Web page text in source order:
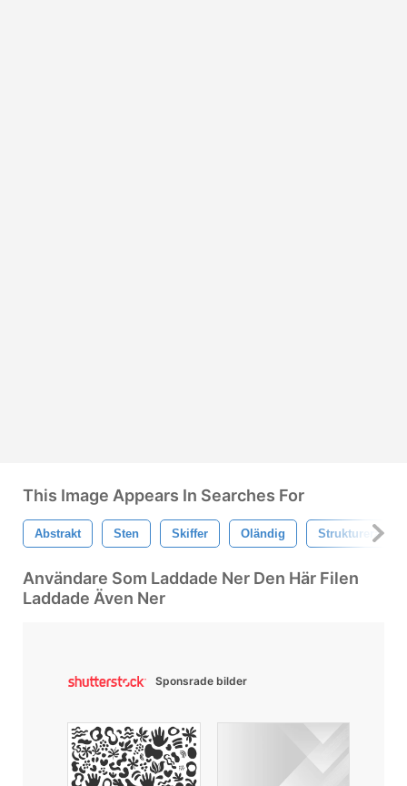
This Image Appears In Searches For
Abstrakt Sten Skiffer Oländig Strukturera
Användare Som Laddade Ner Den Här Filen
Laddade Även Ner
Sponsrade bilder